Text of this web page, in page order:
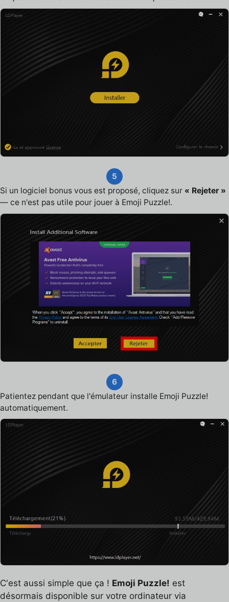
5
Si un logiciel bonus vous est proposé, cliquez sur « Rejeter »
— ce n'est pas utile pour jouer à Emoji Puzzle!.
6
Patientez pendant que l'émulateur installe Emoji Puzzle!
automatiquement.
C'est aussi simple que ça ! Emoji Puzzle! est
désormais disponible sur votre ordinateur via